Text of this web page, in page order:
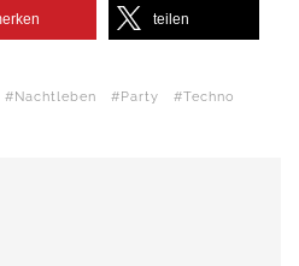
teilen
Nachtleben Party Techno